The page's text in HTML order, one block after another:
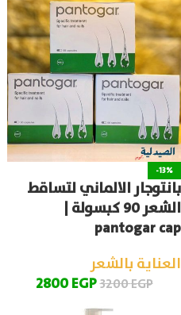
-13%
بانتوجار الالماني لتساقط
الشعر 90 كبسولة |
pantogar cap
العناية بالشعر
3200EGP
2800EGP